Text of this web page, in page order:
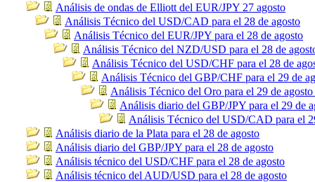
Análisis de ondas de Elliott del EUR/JPY 27 agosto
Análisis Técnico del USD/CAD para el 28 de agosto
Análisis Técnico del EUR/JPY para el 28 de agosto
Análisis Técnico del NZD/USD para el 28 de
Análisis Técnico del USD/CHF para el 28 de
Análisis Técnico del GBP/CHF para el 29 de
Análisis Técnico del Oro para el 29 de agosto
Análisis diario del GBP/JPY para el 29 de
Análisis Técnico del USD/CAD para el
Análisis diario de la Plata para el 28 de agosto
Análisis diario del GBP/JPY para el 28 de agosto
Análisis técnico del USD/CHF para el 28 de agosto
Análisis técnico del AUD/USD para el 28 de agosto